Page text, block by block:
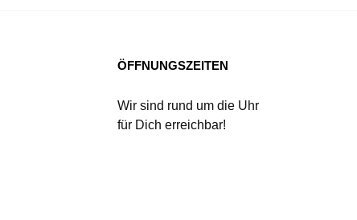
ÖFFNUNGSZEITEN
Wir sind rund um die Uhr
für Dich erreichbar!